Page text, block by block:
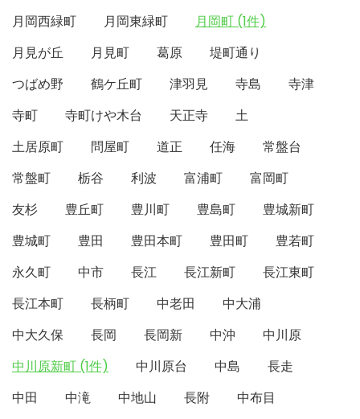
月岡西緑町
月岡東緑町
月岡町 (1件)
月見が丘
月見町 葛原
堤町通り
つばめ野
鶴ケ丘町 津羽見 寺島
寺津
寺町
寺町けや木台 天正寺
土
土居原町
問屋町 道正 任海
常盤台
常盤町
栃谷 利波 富浦町
富岡町
友杉
豊丘町 豊川町 豊島町
豊城新町
豊城町
豊田 豊田本町 豊田町
豊若町
永久町
中市 長江 長江新町
長江東町
長江本町
長柄町 中老田
中大浦
中大久保
長岡 長岡新 中沖
中川原
中川原新町 (1件)
中川原台 中島
長走
中田
中滝 中地山 長附
中布目